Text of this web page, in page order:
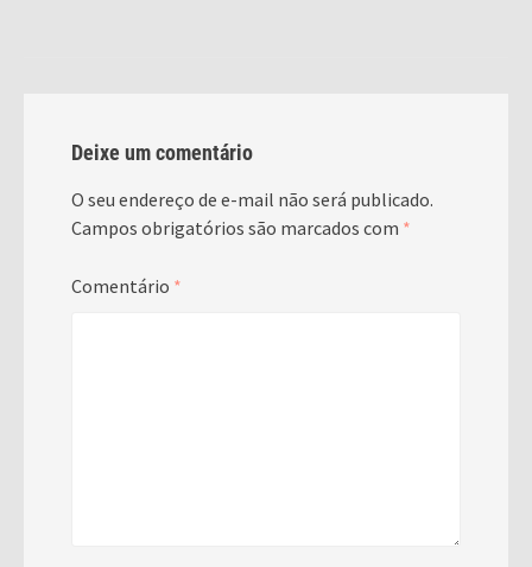
Deixe um comentário
O seu endereço de e-mail não será publicado.
Campos obrigatórios são marcados com *
Comentário *